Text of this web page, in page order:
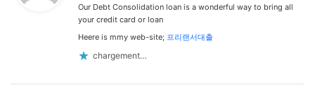
:
Our Debt Consolidation loan is a wonderful way to bring all
your credit card or loan
Heere is mmy web-site; 프리랜서대출
chargement…